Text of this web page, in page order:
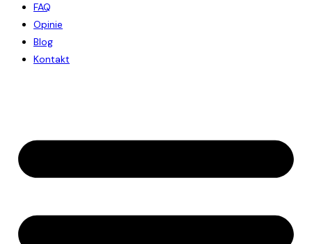
FAQ
Opinie
Blog
Kontakt